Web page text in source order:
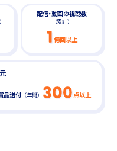
配信・動画の視聴数
（累計）
億回以上
品送付（年間） 点以上